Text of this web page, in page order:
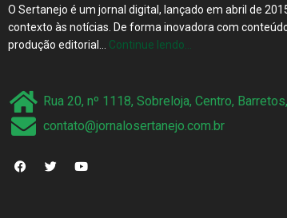
O Sertanejo é um jornal digital, lançado em abril de
contexto às notícias. De forma inovadora com
produção editorial… Continue lendo…
Rua 20, nº 1118, Sobreloja, Centro,
contato@jornalosertanejo.com.br